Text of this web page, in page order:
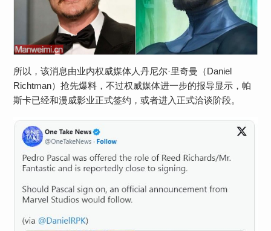
所以，该消息由业内权威媒体人丹尼尔·里奇曼（Daniel
Richtman）抢先爆料，不过权威媒体进一步的报导显示，帕
斯卡已经和漫威影业正式签约，或者进入正式洽谈阶段。